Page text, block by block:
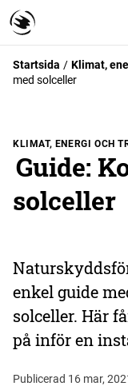
Startsida Klimat,
med solceller
KLIMAT, ENERGI OCH
Guide:
solceller
enkel guide
solceller. Här
på inför en
Publicerad 16 mar,